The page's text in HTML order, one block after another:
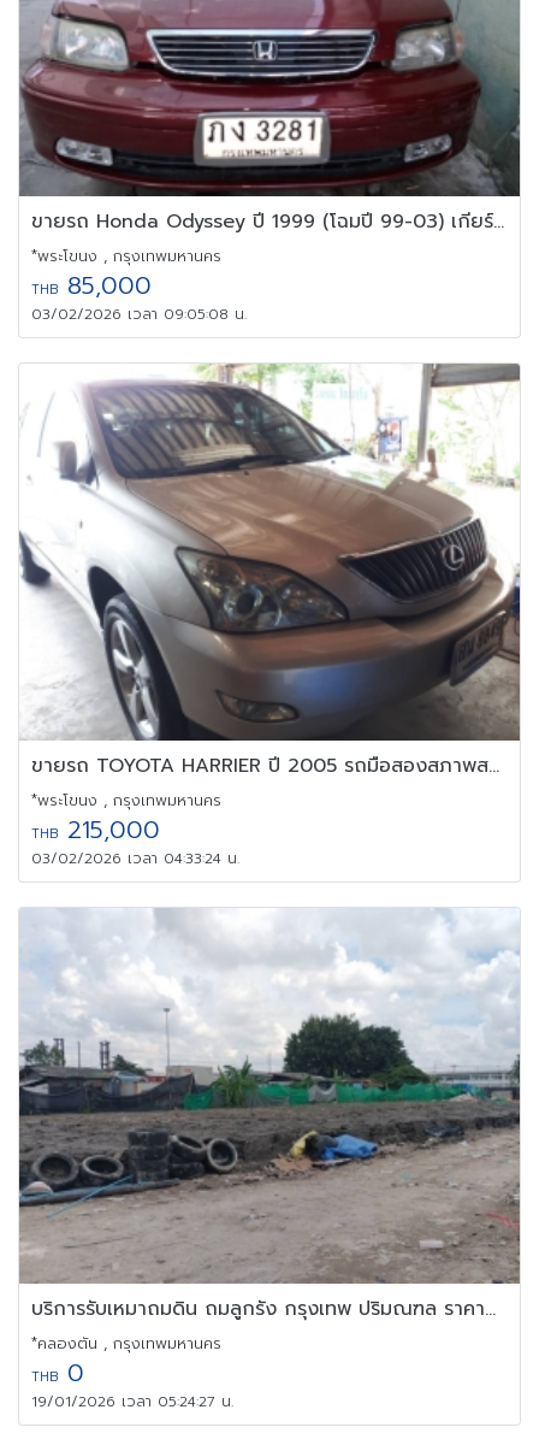
ขายรถ Honda Odyssey ปี 1999 (โฉมปี 99-03) เกียร์ Auto พร้อมใช้งาน
*พระโขนง , กรุงเทพมหานคร
THB 85,000
03/02/2026 เวลา 09:05:08 น.
ขายรถ TOYOTA HARRIER ปี 2005 รถมือสองสภาพสวยมาก พร้อมใช้งาน
*พระโขนง , กรุงเทพมหานคร
THB 215,000
03/02/2026 เวลา 04:33:24 น.
บริการรับเหมาถมดิน ถมลูกรัง กรุงเทพ ปริมณฑล ราคาถูก
*คลองตัน , กรุงเทพมหานคร
THB 0
19/01/2026 เวลา 05:24:27 น.